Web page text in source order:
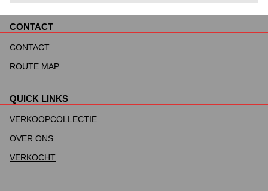
CONTACT
overslaan
CONTACT
ROUTE MAP
QUICK LINKS
overslaan
VERKOOPCOLLECTIE
OVER ONS
VERKOCHT